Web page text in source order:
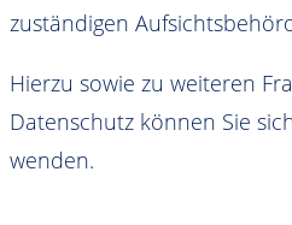
zuständigen
Hierzu sowie zu weiteren
Datenschutz können Sie
wenden.